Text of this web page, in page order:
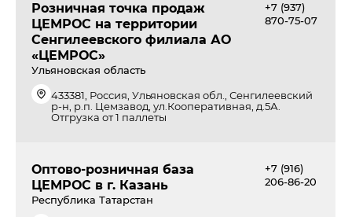
Розничная точка продаж
ЦЕМРОС на территории
Сенгилеевского филиала АО
«ЦЕМРОС»
Ульяновская область
+7 (937)
870-75-07
433381, Россия, Ульяновская обл., Сенгилеевский
р-н, р.п. Цемзавод, ул.Кооперативная, д.5А.
Отгрузка от 1 паллеты
Оптово-розничная база
ЦЕМРОС в г. Казань
Республика Татарстан
+7 (916)
206-86-20